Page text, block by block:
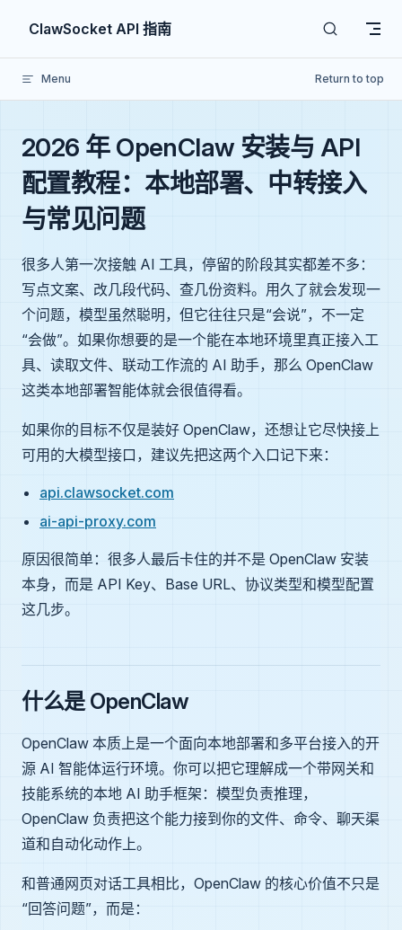
Skip to content
ClawSocket API 指南
Menu Return to top
2026 年 OpenClaw 安装与 API
配置教程：本地部署、中转接入
与常见问题
很多人第一次接触 AI 工具，停留的阶段其实都差不多：
写点文案、改几段代码、查几份资料。用久了就会发现一
个问题，模型虽然聪明，但它往往只是“会说”，不一定
“会做”。如果你想要的是一个能在本地环境里真正接入工
具、读取文件、联动工作流的 AI 助手，那么 OpenClaw
这类本地部署智能体就会很值得看。
如果你的目标不仅是装好 OpenClaw，还想让它尽快接上
可用的大模型接口，建议先把这两个入口记下来：
api.clawsocket.com
ai-api-proxy.com
原因很简单：很多人最后卡住的并不是 OpenClaw 安装
本身，而是 API Key、Base URL、协议类型和模型配置
这几步。
什么是 OpenClaw
OpenClaw 本质上是一个面向本地部署和多平台接入的开
源 AI 智能体运行环境。你可以把它理解成一个带网关和
技能系统的本地 AI 助手框架：模型负责推理，
OpenClaw 负责把这个能力接到你的文件、命令、聊天渠
道和自动化动作上。
和普通网页对话工具相比，OpenClaw 的核心价值不只是
“回答问题”，而是：